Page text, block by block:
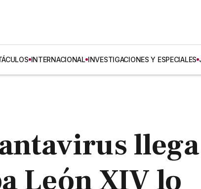
INTERNACIONAL INVESTIGACIONES Y ESPECIALES
León XIV lo